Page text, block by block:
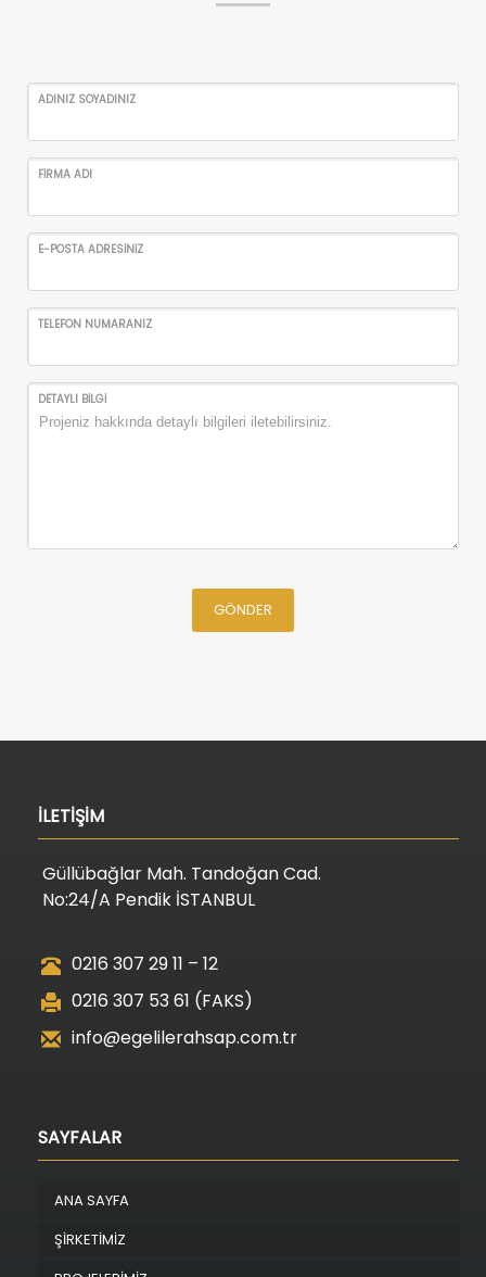
ADINIZ SOYADINIZ
FİRMA ADI
E-POSTA ADRESİNİZ
TELEFON NUMARANIZ
DETAYLI BİLGİ
GÖNDER
İLETİŞİM
Güllübağlar Mah. Tandoğan Cad.
No:24/A Pendik İSTANBUL
0216 307 29 11 – 12
0216 307 53 61 (FAKS)
info@egelilerahsap.com.tr
SAYFALAR
ANA SAYFA
ŞİRKETİMİZ